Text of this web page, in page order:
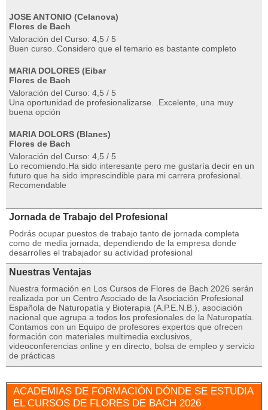
JOSE ANTONIO (Celanova)
Flores de Bach
Valoración del Curso: 4,5 / 5
Buen curso..Considero que el temario es bastante completo
MARIA DOLORES (Eibar
Flores de Bach
Valoración del Curso: 4,5 / 5
Una oportunidad de profesionalizarse. .Excelente, una muy
buena opción
MARIA DOLORS (Blanes)
Flores de Bach
Valoración del Curso: 4,5 / 5
Lo recomiendo.Ha sido interesante pero me gustaría decir en un
futuro que ha sido imprescindible para mi carrera profesional.
Recomendable
Jornada de Trabajo del Profesional
Podrás ocupar puestos de trabajo tanto de jornada completa
como de media jornada, dependiendo de la empresa donde
desarrolles el trabajador su actividad profesional
Nuestras Ventajas
Nuestra formación en Los Cursos de Flores de Bach 2026 serán
realizada por un Centro Asociado de la Asociación Profesional
Española de Naturopatía y Bioterapia (A.P.E.N.B.), asociación
nacional que agrupa a todos los profesionales de la Naturopatía.
Contamos con un Equipo de profesores expertos que ofrecen
formación con materiales multimedia exclusivos,
videoconferencias online y en directo, bolsa de empleo y servicio
de prácticas
ACADEMIAS DE FORMACIÓN DÓNDE SE ESTUDIA
EL CURSOS DE FLORES DE BACH 2026